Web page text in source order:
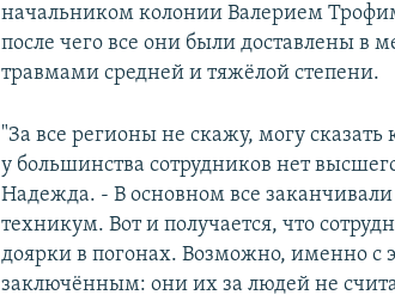
начальником колонии Валерием
после чего все они были доставлены в
травмами средней и тяжёлой степени.
"За все регионы не скажу, могу
у большинства сотрудников нет
Надежда. - В основном все
техникум. Вот и получается, что
доярки в погонах. Возможно, именно с
заключённым: они их за людей не